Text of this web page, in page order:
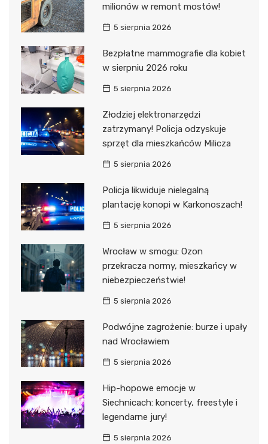
milionów w remont mostów!
5 sierpnia 2026
Bezpłatne mammografie dla kobiet
w sierpniu 2026 roku
5 sierpnia 2026
Złodziej elektronarzędzi
zatrzymany! Policja odzyskuje
sprzęt dla mieszkańców Milicza
5 sierpnia 2026
Policja likwiduje nielegalną
plantację konopi w Karkonoszach!
5 sierpnia 2026
Wrocław w smogu: Ozon
przekracza normy, mieszkańcy w
niebezpieczeństwie!
5 sierpnia 2026
Podwójne zagrożenie: burze i upały
nad Wrocławiem
5 sierpnia 2026
Hip-hopowe emocje w
Siechnicach: koncerty, freestyle i
legendarne jury!
5 sierpnia 2026